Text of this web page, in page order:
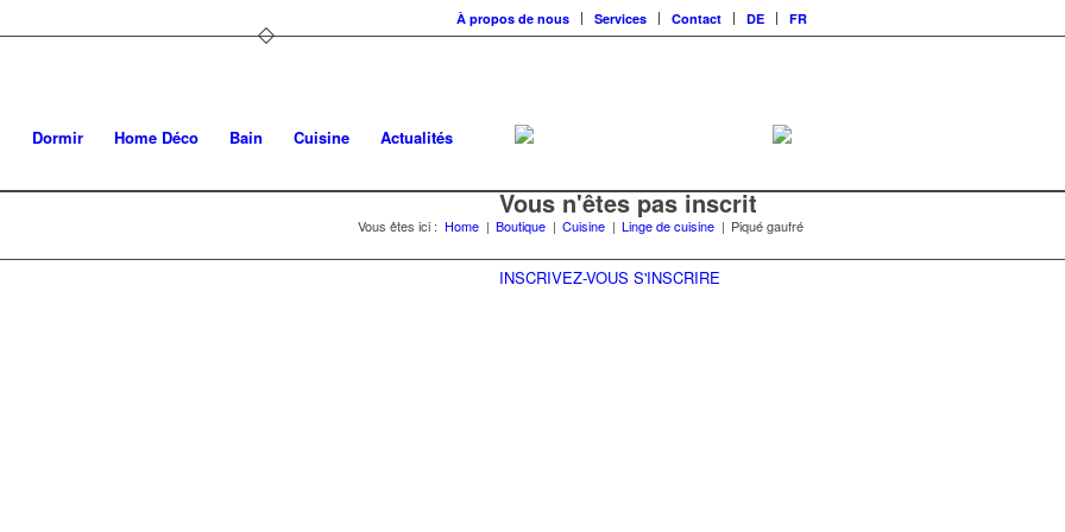
À propos de nous Services Contact DE FR
Dormir Home Déco Bain Cuisine Actualités
Vous n'êtes pas inscrit
INSCRIVEZ-VOUS S'INSCRIRE
Vous êtes ici : Home | Boutique | Cuisine | Linge de cuisine | Piqué gaufré